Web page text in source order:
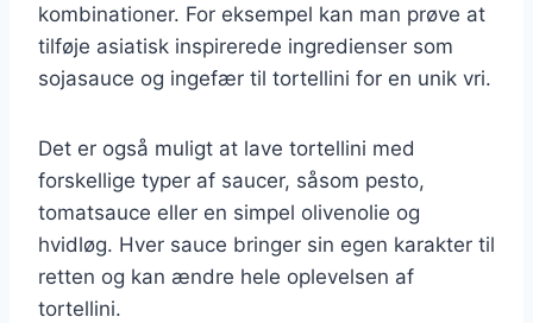
kombinationer. For eksempel kan man prøve at
tilføje asiatisk inspirerede ingredienser som
sojasauce og ingefær til tortellini for en unik vri.
Det er også muligt at lave tortellini med
forskellige typer af saucer, såsom pesto,
tomatsauce eller en simpel olivenolie og
hvidløg. Hver sauce bringer sin egen karakter til
retten og kan ændre hele oplevelsen af
tortellini.